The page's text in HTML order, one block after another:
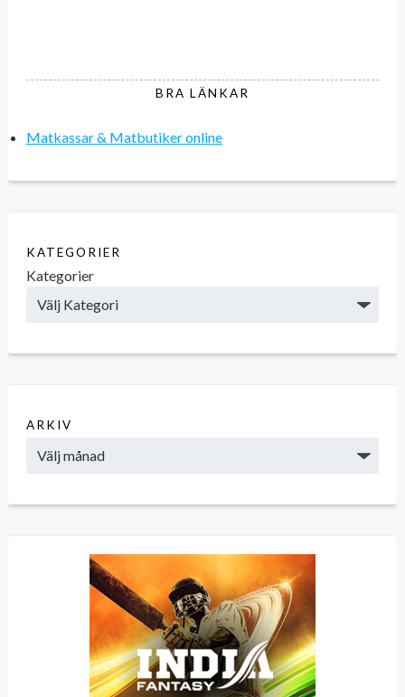
BRA LÄNKAR
Matkassar & Matbutiker online
KATEGORIER
Kategorier
ARKIV